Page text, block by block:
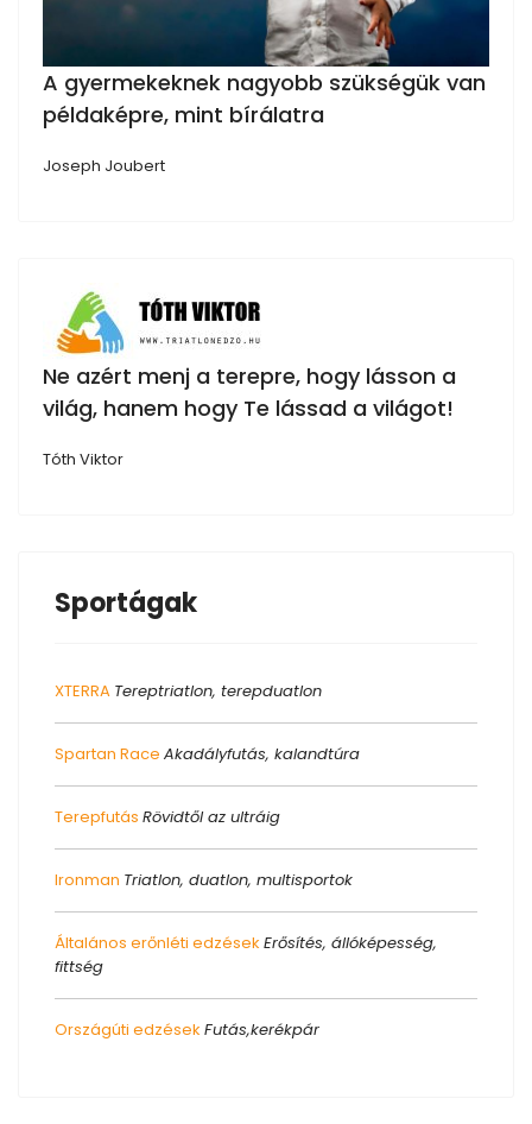
A gyermekeknek nagyobb szükségük van
példaképre, mint bírálatra
Joseph Joubert
Ne azért menj a terepre, hogy lásson a
világ, hanem hogy Te lássad a világot!
Tóth Viktor
Sportágak
XTERRA Tereptriatlon, terepduatlon
Spartan Race Akadályfutás, kalandtúra
Terepfutás Rövidtől az ultráig
Ironman Triatlon, duatlon, multisportok
Általános erőnléti edzések Erősítés, állóképesség,
fittség
Országúti edzések Futás,kerékpár